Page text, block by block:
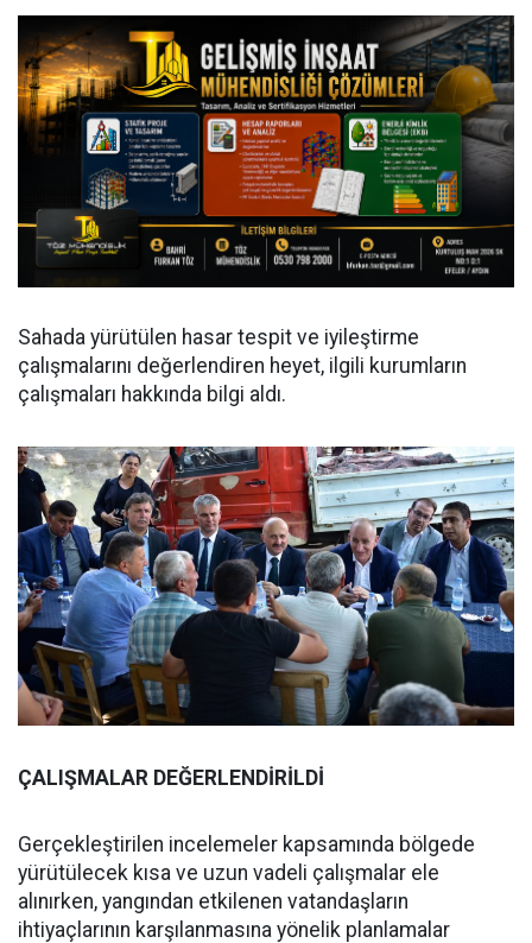
Sahada yürütülen hasar tespit ve iyileştirme
çalışmalarını değerlendiren heyet, ilgili kurumların
çalışmaları hakkında bilgi aldı.
ÇALIŞMALAR DEĞERLENDİRİLDİ
Gerçekleştirilen incelemeler kapsamında bölgede
yürütülecek kısa ve uzun vadeli çalışmalar ele
alınırken, yangından etkilenen vatandaşların
ihtiyaçlarının karşılanmasına yönelik planlamalar